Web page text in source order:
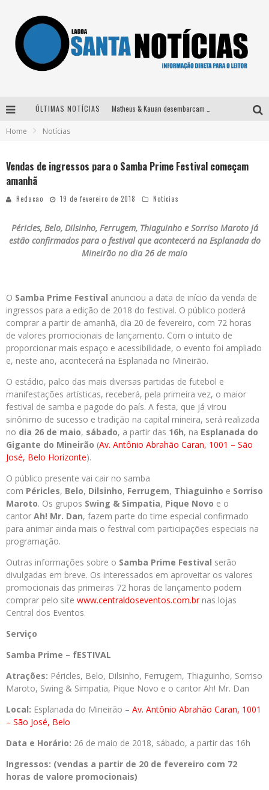
ÚLTIMAS NOTÍCIAS
Home Notícias
Vendas de ingressos para o Samba Prime Festival começam
amanhã
Redacao 19 de fevereiro de 2018 Notícias
Péricles, Belo, Dilsinho, Ferrugem, Thiaguinho e Sorriso Maroto já
estão confirmados para o festival que acontecerá na Esplanada do
Mineirão no dia 26 de maio
O Samba Prime Festival anunciou a data de início da venda de
ingressos para a edição de 2018 do festival. O público poderá
comprar a partir de amanhã, dia 20 de fevereiro, com 72 horas
de valores promocionais de lançamento. Com o intuito de
proporcionar mais espaço e acessibilidade, o evento foi ampliado
e, neste ano, acontecerá na Esplanada no Mineirão.
O estádio, palco das mais diversas partidas de futebol e
manifestações artísticas, receberá, pela primeira vez, o maior
festival de samba e pagode do país. A festa, que já virou
sinônimo de sucesso e tradição na capital mineira, será realizada
no dia 26 de maio, sábado, a partir das 16h, na Esplanada do
Gigante do Mineirão (Av. Antônio Abrahão Caran, 1001 – São
José, Belo Horizonte).
O público presente vai cair no samba
com Péricles, Belo, Dilsinho, Ferrugem, Thiaguinho e Sorriso
Maroto. Os grupos Swing & Simpatia, Pique Novo e o
cantor Ah! Mr. Dan, fazem parte do time especial confirmado
para animar ainda mais o festival com participações especiais na
programação.
Outras informações sobre o Samba Prime Festival serão
divulgadas em breve. Os interessados em aproveitar os valores
promocionais das primeiras 72 horas de lançamento podem
comprar pelo site www.centraldoseventos.com.brnas lojas
Central dos Eventos.
Serviço
Samba Prime – fESTIVAL
Atrações: Péricles, Belo, Dilsinho, Ferrugem, Thiaguinho, Sorriso
Maroto, Swing & Simpatia, Pique Novo e o cantor Ah! Mr. Dan
Local: Esplanada do Mineirão – Av. Antônio Abrahão Caran, 1001
– São José, Belo
Data e Horário: 26 de maio de 2018, sábado, a partir das 16h
Ingressos: (vendas a partir de 20 de fevereiro com 72
horas de valore promocionais)